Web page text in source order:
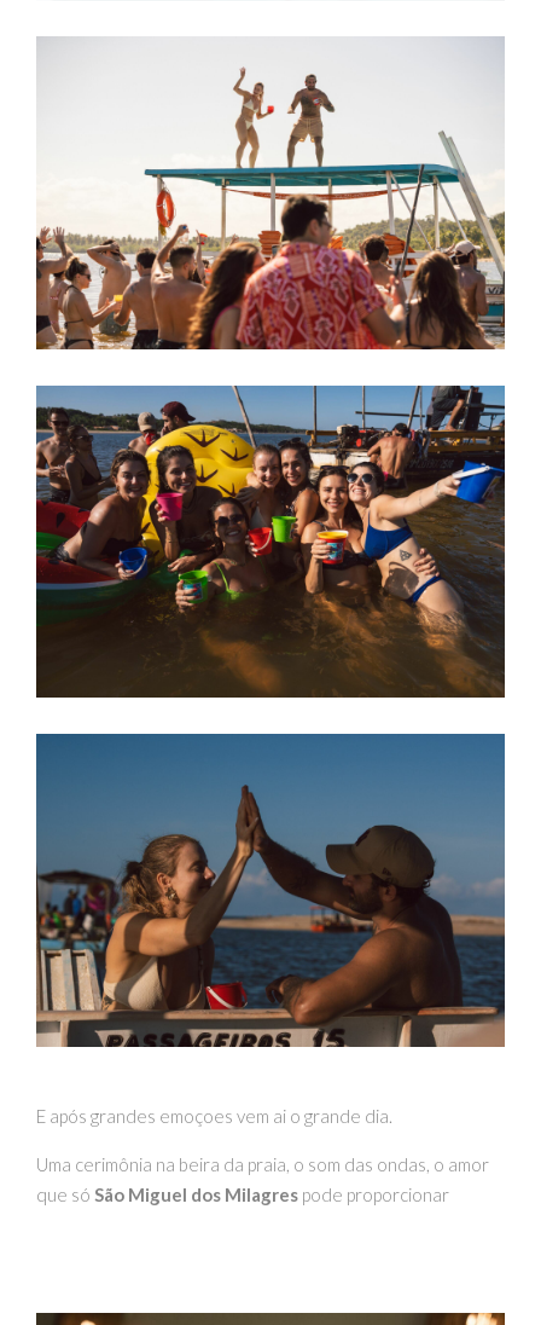
E após grandes emoçoes vem ai o grande dia.
Uma cerimônia na beira da praia, o som das ondas, o amor
que só São Miguel dos Milagres pode proporcionar